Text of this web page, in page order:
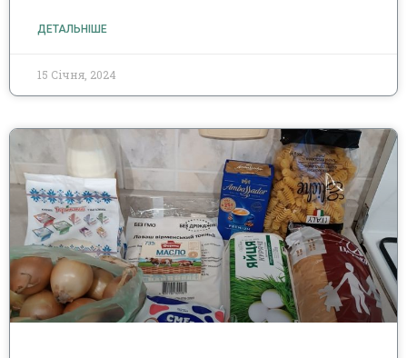
ДЕТАЛЬНІШЕ
15 Січня, 2024